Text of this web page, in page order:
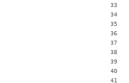
33
34
35
36
37
38
39
40
41